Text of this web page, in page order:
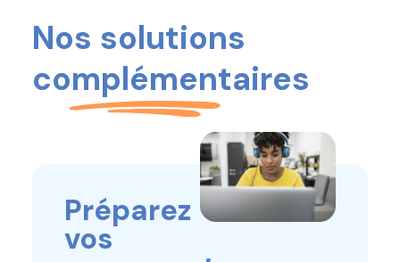
Nos solutions
complémentaires
Préparez
vos